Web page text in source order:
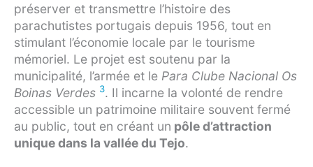
préserver et transmettre l’histoire des
parachutistes portugais depuis 1956, tout en
stimulant l’économie locale par le tourisme
mémoriel. Le projet est soutenu par la
municipalité, l’armée et le Para Clube Nacional Os
Boinas Verdes 3. Il incarne la volonté de rendre
accessible un patrimoine militaire souvent fermé
au public, tout en créant un pôle d’attraction
unique dans la vallée du Tejo.